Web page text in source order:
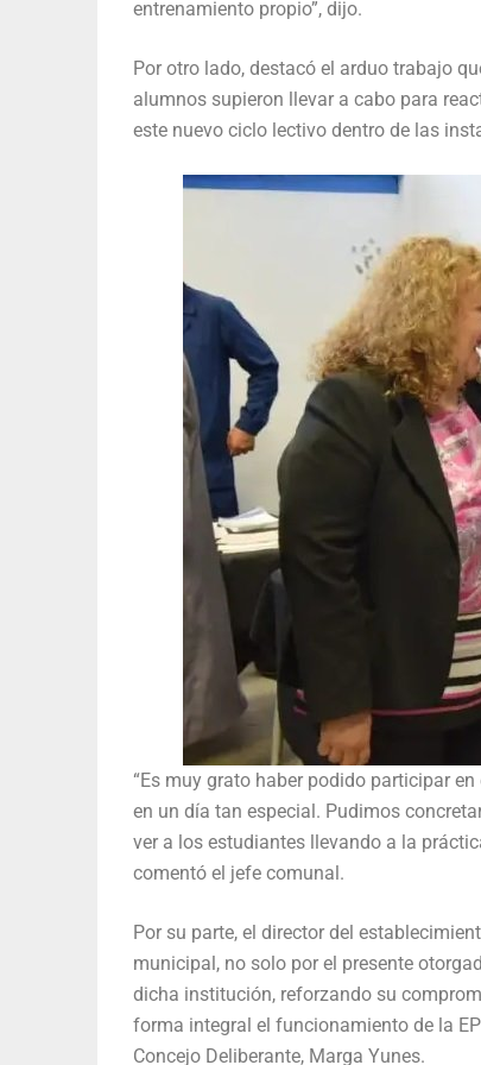
entrenamiento propio”, dijo.
Por otro lado, destacó el arduo trabajo
alumnos supieron llevar a cabo para
este nuevo ciclo lectivo dentro de las
“Es muy grato haber podido participar
en un día tan especial. Pudimos
ver a los estudiantes llevando a la
comentó el jefe comunal.
Por su parte, el director del
municipal, no solo por el presente
dicha institución, reforzando su
forma integral el funcionamiento de la
Concejo Deliberante, Marga Yunes.